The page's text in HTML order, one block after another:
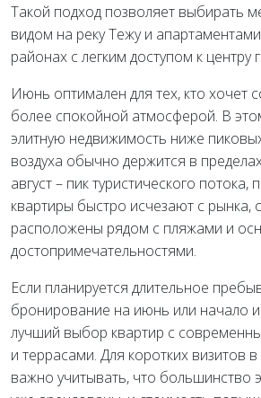
Такой подход позволяет выбирать
видом на реку Тежу и
районах с легким доступом к центру
Июнь оптимален для тех, кто хочет
более спокойной атмосферой. В
элитную недвижимость ниже
воздуха обычно держится в
август – пик туристического
квартиры быстро исчезают с рынка,
расположены рядом с пляжами и
достопримечательностями.
Если планируется длительное
бронирование на июнь или начало
лучший выбор квартир с
и террасами. Для коротких визитов в
важно учитывать, что большинство